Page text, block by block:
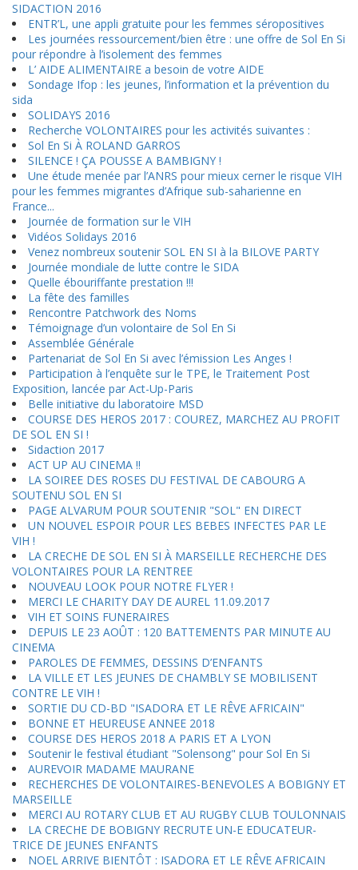
SIDACTION 2016
ENTR’L, une appli gratuite pour les femmes séropositives
Les journées ressourcement/bien être : une offre de Sol En Si
pour répondre à l’isolement des femmes
L’ AIDE ALIMENTAIRE a besoin de votre AIDE
Sondage Ifop : les jeunes, l’information et la prévention du
sida
SOLIDAYS 2016
Recherche VOLONTAIRES pour les activités suivantes :
Sol En Si À ROLAND GARROS
SILENCE ! ÇA POUSSE A BAMBIGNY !
Une étude menée par l’ANRS pour mieux cerner le risque VIH
pour les femmes migrantes d’Afrique sub-saharienne en
France...
Journée de formation sur le VIH
Vidéos Solidays 2016
Venez nombreux soutenir SOL EN SI à la BILOVE PARTY
Journée mondiale de lutte contre le SIDA
Quelle ébouriffante prestation !!!
La fête des familles
Rencontre Patchwork des Noms
Témoignage d’un volontaire de Sol En Si
Assemblée Générale
Partenariat de Sol En Si avec l’émission Les Anges !
Participation à l’enquête sur le TPE, le Traitement Post
Exposition, lancée par Act-Up-Paris
Belle initiative du laboratoire MSD
COURSE DES HEROS 2017 : COUREZ, MARCHEZ AU PROFIT
DE SOL EN SI !
Sidaction 2017
ACT UP AU CINEMA !!
LA SOIREE DES ROSES DU FESTIVAL DE CABOURG A
SOUTENU SOL EN SI
PAGE ALVARUM POUR SOUTENIR "SOL" EN DIRECT
UN NOUVEL ESPOIR POUR LES BEBES INFECTES PAR LE
VIH !
LA CRECHE DE SOL EN SI À MARSEILLE RECHERCHE DES
VOLONTAIRES POUR LA RENTREE
NOUVEAU LOOK POUR NOTRE FLYER !
MERCI LE CHARITY DAY DE AUREL 11.09.2017
VIH ET SOINS FUNERAIRES
DEPUIS LE 23 AOÛT : 120 BATTEMENTS PAR MINUTE AU
CINEMA
PAROLES DE FEMMES, DESSINS D’ENFANTS
LA VILLE ET LES JEUNES DE CHAMBLY SE MOBILISENT
CONTRE LE VIH !
SORTIE DU CD-BD "ISADORA ET LE RÊVE AFRICAIN"
BONNE ET HEUREUSE ANNEE 2018
COURSE DES HEROS 2018 A PARIS ET A LYON
Soutenir le festival étudiant "Solensong" pour Sol En Si
AUREVOIR MADAME MAURANE
RECHERCHES DE VOLONTAIRES-BENEVOLES A BOBIGNY ET
MARSEILLE
MERCI AU ROTARY CLUB ET AU RUGBY CLUB TOULONNAIS
LA CRECHE DE BOBIGNY RECRUTE UN-E EDUCATEUR-
TRICE DE JEUNES ENFANTS
NOEL ARRIVE BIENTÔT : ISADORA ET LE RÊVE AFRICAIN